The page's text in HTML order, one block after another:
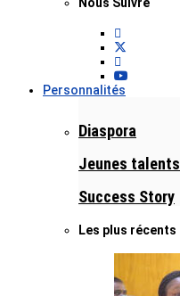
Personnalités
Diaspora
Jeunes talents
Success Story
Les plus récents